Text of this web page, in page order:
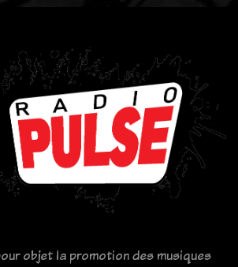
objet la promotion des musiques